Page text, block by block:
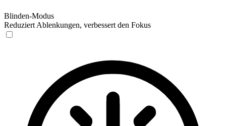
Blinden-Modus
Reduziert Ablenkungen, verbessert den Fokus